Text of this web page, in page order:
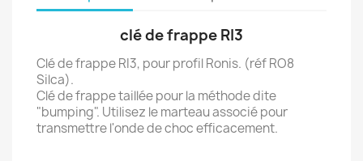
clé de frappe RI3
Clé de frappe RI3, pour profil Ronis. (réf RO8
Silca).
Clé de frappe taillée pour la méthode dite
"bumping". Utilisez le marteau associé pour
transmettre l'onde de choc efficacement.